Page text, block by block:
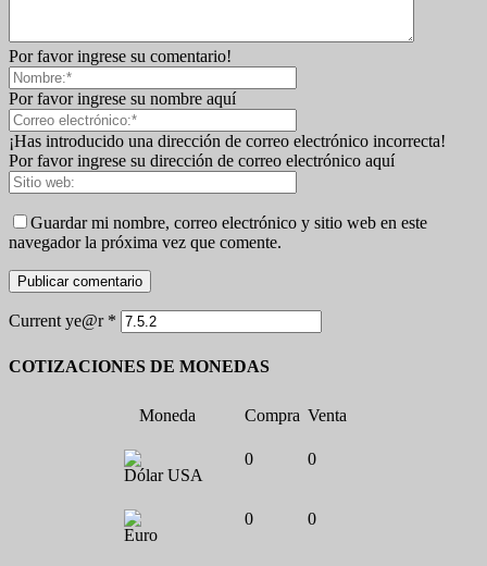
Por favor ingrese su comentario!
Por favor ingrese su nombre aquí
¡Has introducido una dirección de correo electrónico incorrecta!
Por favor ingrese su dirección de correo electrónico aquí
Guardar mi nombre, correo electrónico y sitio web en este
navegador la próxima vez que comente.
Current ye@r *
COTIZACIONES DE MONEDAS
Moneda Compra Venta
Dólar USA
0 0
Euro
0 0